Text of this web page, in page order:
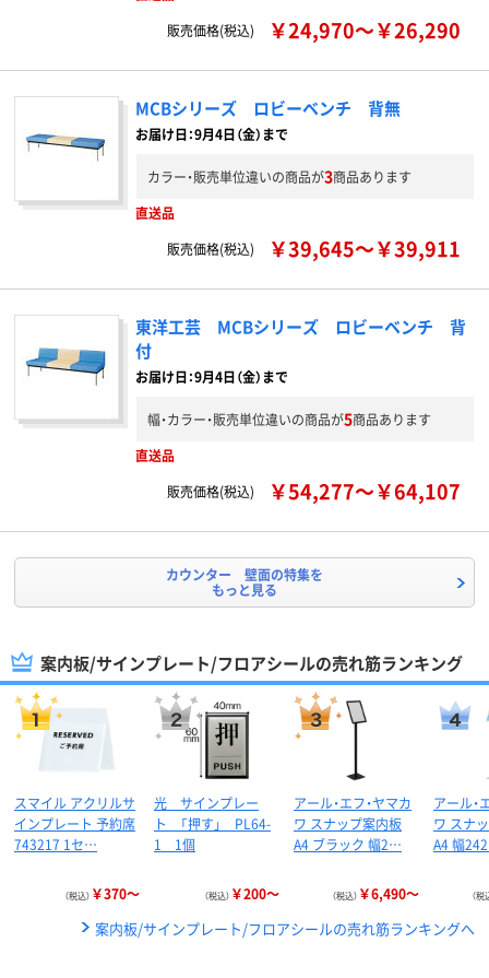
販売価格(税込)
￥24,970～￥26,290
MCBシリーズ ロビーベンチ 背無
お届け日：9月4日（金）まで
カラー・販売単位違いの商品が3商品あります
直送品
販売価格(税込)
￥39,645～￥39,911
東洋工芸 MCBシリーズ ロビーベンチ 背
付
お届け日：9月4日（金）まで
幅・カラー・販売単位違いの商品が5商品あります
直送品
販売価格(税込)
￥54,277～￥64,107
カウンター 壁面の特集を
もっと見る
案内板/サインプレート/フロアシールの売れ筋ランキング
スマイル アクリルサ
インプレート 予約席
743217 1セ…
（税込） ￥370～
光 サインプレー
ト 「押す」 PL64-
1 1個
（税込） ￥200～
アール・エフ・ヤマカ
ワ スナップ案内板
A4 ブラック 幅2…
（税込） ￥6,490～
アール・
ワ スナ
A4 幅
（税
案内板/サインプレート/フロアシールの売れ筋ランキングへ